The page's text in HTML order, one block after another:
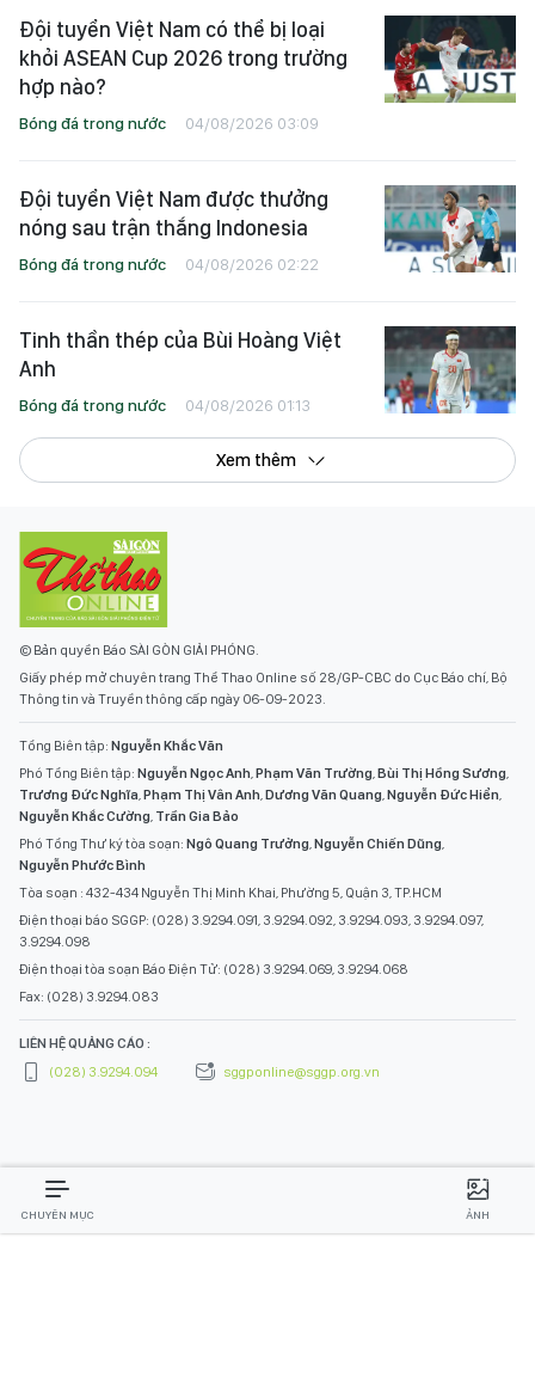
Đội tuyển Việt Nam có thể bị loại
khỏi ASEAN Cup 2026 trong trường
hợp nào?
Bóng đá trong nước 04/08/2026 03:09
Đội tuyển Việt Nam được thưởng
nóng sau trận thắng Indonesia
Bóng đá trong nước 04/08/2026 02:22
Tinh thần thép của Bùi Hoàng Việt
Anh
Bóng đá trong nước 04/08/2026 01:13
Xem thêm
© Bản quyền Báo SÀI GÒN GIẢI PHÓNG.
Giấy phép mở chuyên trang Thể Thao Online số 28/GP-CBC do Cục Báo chí, Bộ
Thông tin và Truyền thông cấp ngày 06-09-2023.
Tổng Biên tập: Nguyễn Khắc Văn
Phó Tổng Biên tập: Nguyễn Ngọc Anh Phạm Văn Trường Bùi Thị Hồng Sương
Trương Đức Nghĩa Phạm Thị Vân Anh Dương Văn Quang Nguyễn Đức Hiển
Nguyễn Khắc Cường Trần Gia Bảo
Phó Tổng Thư ký tòa soạn: Ngô Quang Trưởng Nguyễn Chiến Dũng
Nguyễn Phước Bình
Tòa soạn : 432-434 Nguyễn Thị Minh Khai, Phường 5, Quận 3, TP.HCM
Điện thoại báo SGGP: (028) 3.9294.091, 3.9294.092, 3.9294.093, 3.9294.097,
3.9294.098
Điện thoại tòa soạn Báo Điện Tử: (028) 3.9294.069, 3.9294.068
Fax: (028) 3.9294.083
LIÊN HỆ QUẢNG CÁO :
(028) 3.9294.094
sggponline@sggp.org.vn
CHUYÊN MỤC ẢNH